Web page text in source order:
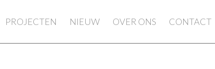
PROJECTEN NIEUW OVER ONS CONTACT